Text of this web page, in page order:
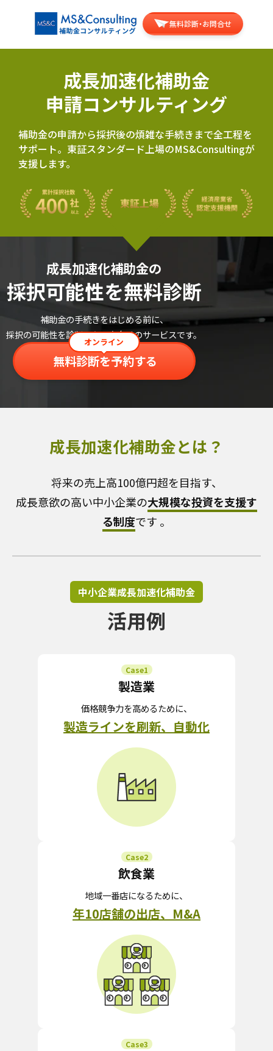
無料診断・お問合せ
成長加速化補助金
申請コンサルティング
補助金の申請から採択後の煩雑な手続きまで全工程を
サポート。東証スタンダード上場のMS&Consultingが
支援します。
成長加速化補助金の
採択可能性を無料診断
補助金の手続きをはじめる前に、
採択の可能性を診断したい方向けのサービスです。
オンライン
無料診断を予約する
成長加速化補助金とは？
将来の売上高100億円超を目指す、
成長意欲の高い中小企業の大規模な投資を支援す
る制度です 。
中小企業成長加速化補助金
活用例
Case1
製造業
価格競争力を高めるために、
製造ラインを刷新、自動化
Case2
飲食業
地域一番店になるために、
年10店舗の出店、M&A
Case3